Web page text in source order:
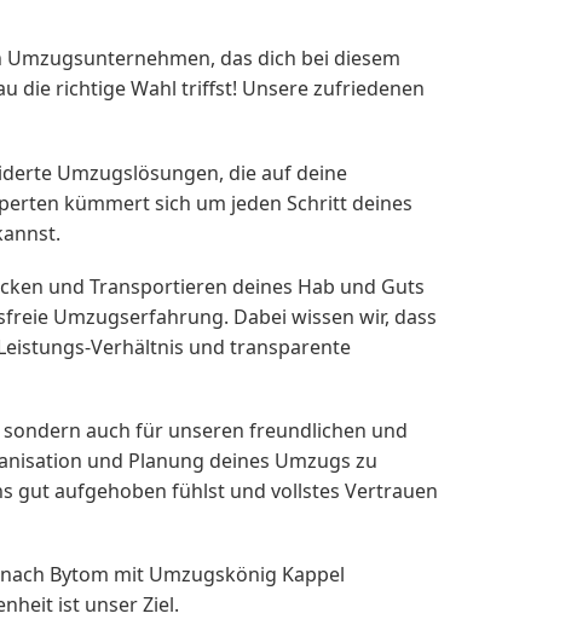
das dich bei diesem
die richtige Wahl triffst! Unsere zufriedenen
Umzugslösungen, die auf deine
kümmert sich um jeden Schritt deines
und Transportieren deines Hab und Guts
Umzugserfahrung. Dabei wissen wir, dass
Verhältnis und transparente
auch für unseren freundlichen und
und Planung deines Umzugs zu
gut aufgehoben fühlst und vollstes Vertrauen
Bytom mit Umzugskönig Kappel
ist unser Ziel.